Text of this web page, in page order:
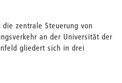
zentrale Steuerung von
an der Universität der
gliedert sich in drei